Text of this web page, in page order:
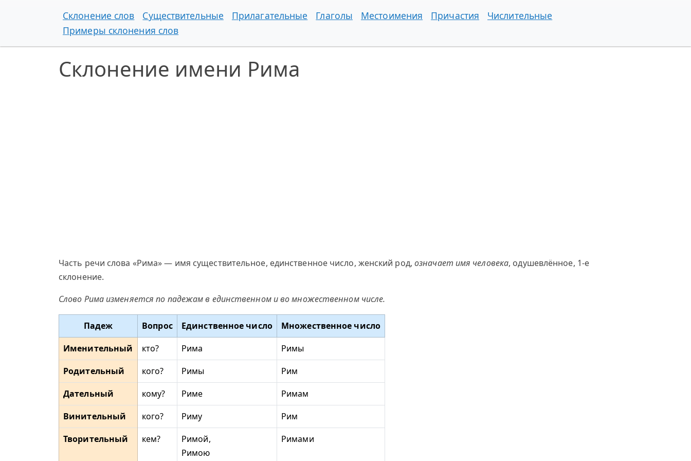
Склонение слов Существительные Прилагательные Глаголы Местоимения Причастия
Числительные
Примеры склонения слов
Склонение имени Рима
Часть речи слова «Рима» — имя существительное, единственное число, женский род, означает имя человека, одушевлённое, 1-е
склонение.
Слово Рима изменяется по падежам в единственном и во множественном числе.
Падеж Вопрос Единственное число
Множественное число
Именительный
кто? Рима
Римы
Родительный
кого? Римы
Рим
Дательный
кому? Риме
Римам
Винительный
кого? Риму
Рим
Творительный
кем?
Римой,
Римою
Римами